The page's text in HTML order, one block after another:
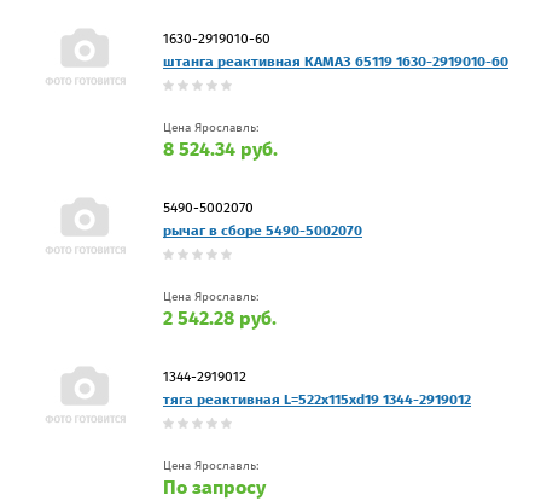
1630-2919010-60
штанга реактивная КАМАЗ 65119 1630-2919010-60
Цена Ярославль:
8 524.34 руб.
5490-5002070
рычаг в сборе 5490-5002070
Цена Ярославль:
2 542.28 руб.
1344-2919012
тяга реактивная L=522x115xd19 1344-2919012
Цена Ярославль:
По запросу